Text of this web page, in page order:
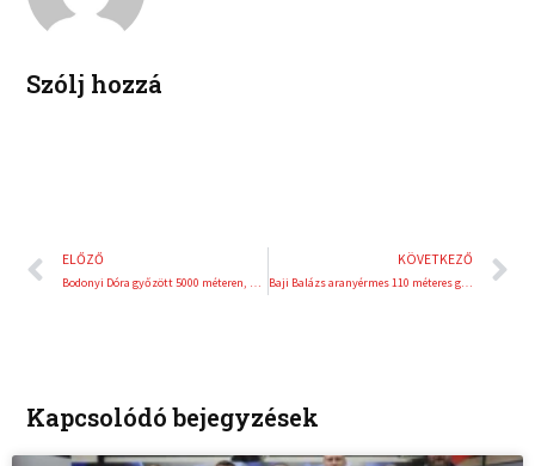
Szólj hozzá
Előző
ELŐZŐ
Bodonyi Dóra győzött 5000 méteren, öt arannyal zártak a magyarok
KÖVETKEZŐ
Baji Balázs aranyérmes 110 méteres gátfutásban
Kapcsolódó bejegyzések